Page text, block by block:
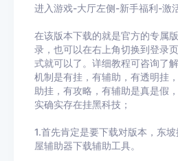
进入游戏-大厅左侧-新手福利-激
在该版本下载的就是官方的专属
录，也可以在右上角切换到登录
式就可以了。详细教程可咨询了
机制是有挂，有辅助，有透明挂
助挂，有攻略，有辅助是真是假
实确实存在挂黑科技；
1.首先肯定是要下载对版本，东
屋辅助器下载辅助工具。